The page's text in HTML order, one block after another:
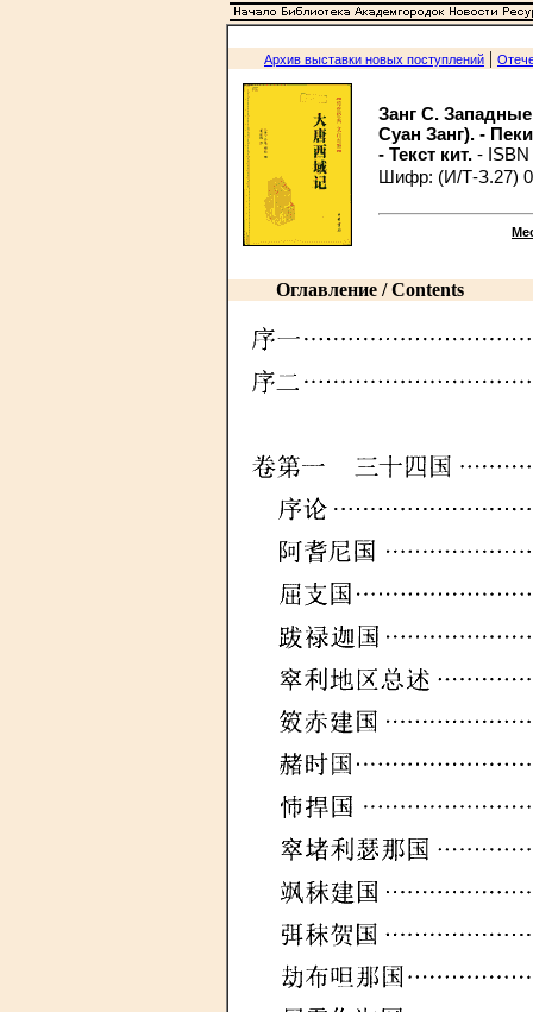
Архив выставки новых поступлений |
Занг С.
Суан Занг). -
- Текст кит. - ISBN
Шифр: (И/Т-З.27)
Оглавление / Contents